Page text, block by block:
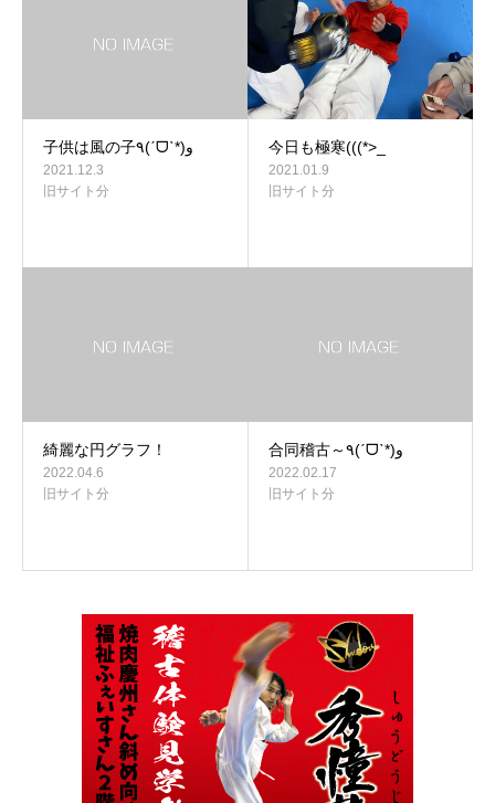
子供は風の子٩(ˊᗜˋ*)و
2021.12.3
旧サイト分
今日も極寒(((*>_
2021.01.9
旧サイト分
綺麗な円グラフ！
2022.04.6
旧サイト分
合同稽古～٩(ˊᗜˋ*)و
2022.02.17
旧サイト分